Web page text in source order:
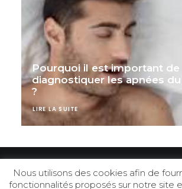
Pourquoi il est important de
diagnostiquer les apnées
?
LIRE LA SUITE
Nous utilisons des cookies afin de
fonctionnalités proposés sur notre site